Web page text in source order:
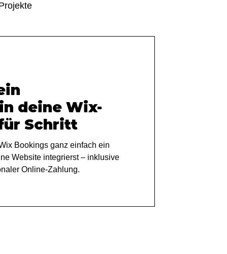
deine Wix-
Schritt
Bookings ganz einfach ein
Website integrierst – inklusive
Online-Zahlung.